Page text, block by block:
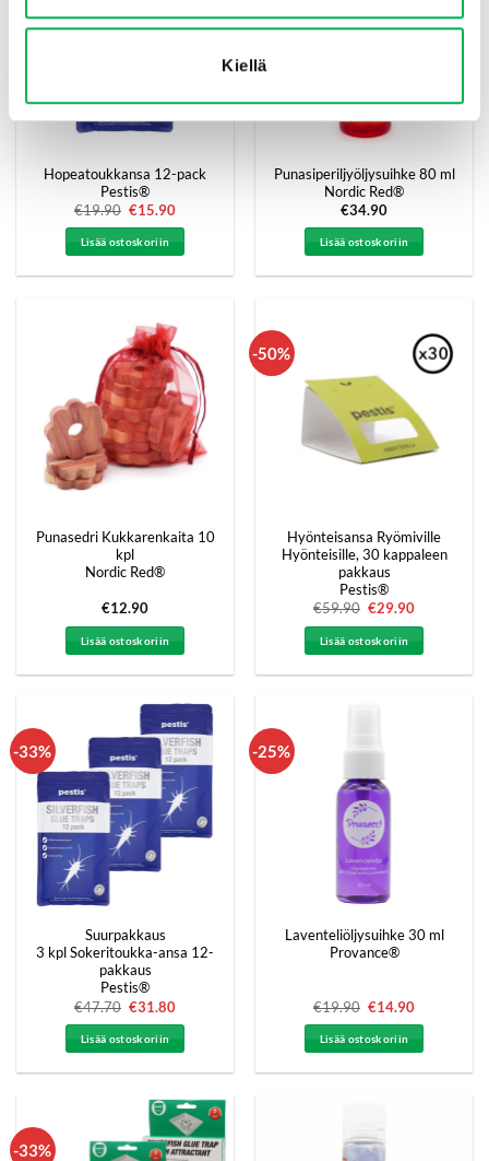
Kiellä
Hopeatoukkansa 12-pack
Pestis®
€19.90 Alkuperäinen
oli:
€19.90.
€15.90Nykyinen
Lisää ostoskoriin
Punasiperiljyöljysuihke 80 ml
Nordic Red®
€34.90
Lisää ostoskoriin
Punasedri Kukkarenkaita 10
kpl
Nordic Red®
€12.90
Lisää ostoskoriin
-50%
Hyönteisansa Ryömiville
Hyönteisille, 30 kappaleen
pakkaus
Pestis®
€59.90 Alkuperäinen
oli:
€59.90.
€29.90Nykyinen
on:
Lisää ostoskoriin
-33%
Suurpakkaus
3 kpl Sokeritoukka-ansa 12-
pakkaus
Pestis®
€47.70 Alkuperäinen
oli:
€47.70.
€31.80Nykyinen
on:
Lisää ostoskoriin
-25%
Laventeliöljysuihke 30 ml
Provance®
€19.90 Alkuperäinen
oli:
€19.90.
€14.90Nykyinen
on:
Lisää ostoskoriin
-33%